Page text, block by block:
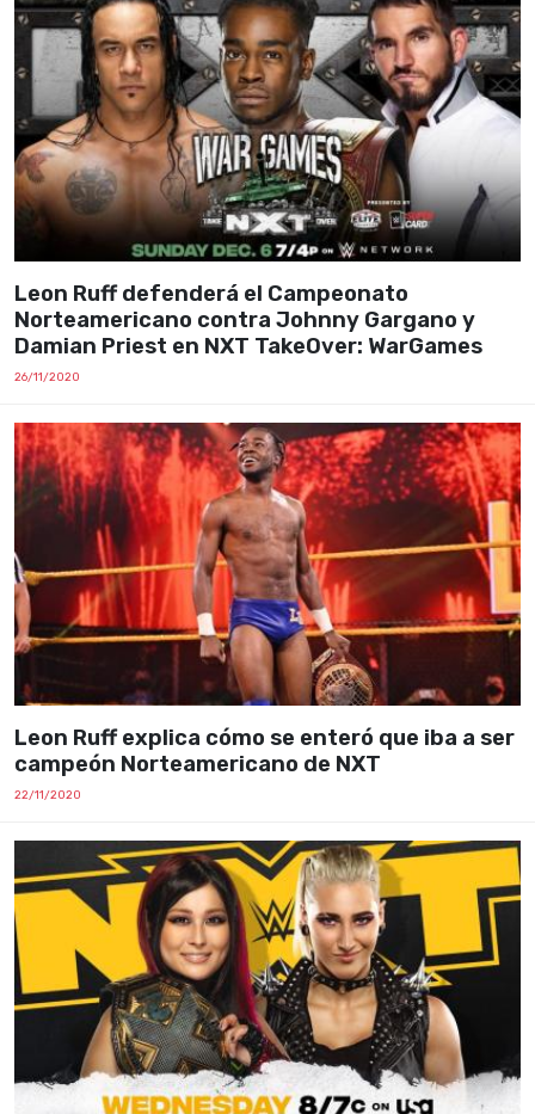
Leon Ruff defenderá el Campeonato
Norteamericano contra Johnny Gargano y
Damian Priest en NXT TakeOver: WarGames
26/11/2020
Leon Ruff explica cómo se enteró que iba a ser
campeón Norteamericano de NXT
22/11/2020